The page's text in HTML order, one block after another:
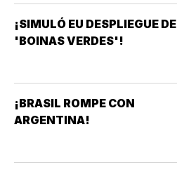
¡SIMULÓ EU DESPLIEGUE DE
'BOINAS VERDES'!
¡BRASIL ROMPE CON
ARGENTINA!